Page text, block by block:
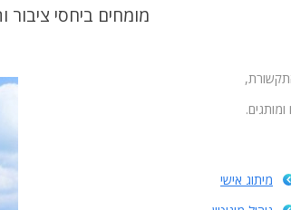
מומחים ביחסי ציבור
מיתוג אישי